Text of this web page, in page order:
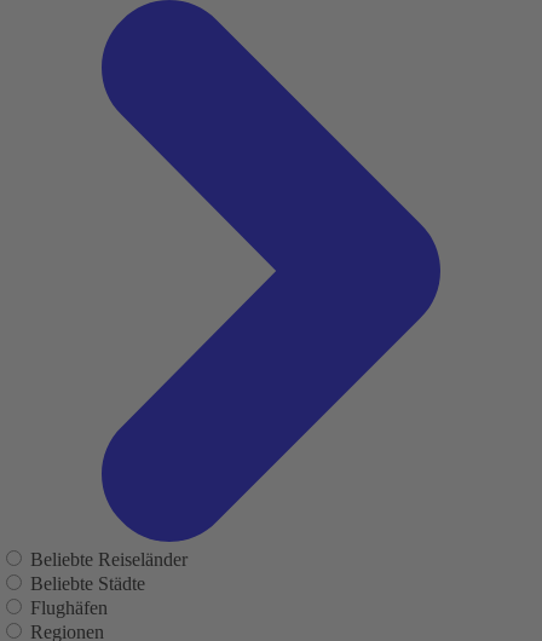
Beliebte Reiseländer
Beliebte Städte
Flughäfen
Regionen